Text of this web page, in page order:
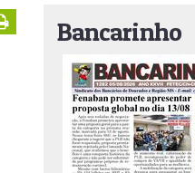
Bancarinho